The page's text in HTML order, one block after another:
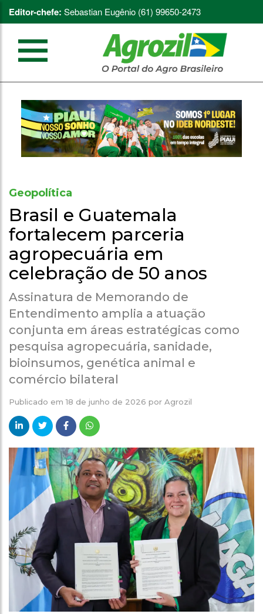
Editor-chefe: Sebastian Eugênio (61) 99650-2473
Geopolítica
Brasil e Guatemala
fortalecem parceria
agropecuária em
celebração de 50 anos
Assinatura de Memorando de
Entendimento amplia a atuação
conjunta em áreas estratégicas como
pesquisa agropecuária, sanidade,
bioinsumos, genética animal e
comércio bilateral
Publicado em18 de junho de 2026 por Agrozil